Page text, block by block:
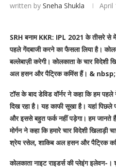
written by Sneha Shukla April
SRH बनाम KKR: IPL 2021 के तीसरे से में
पहले गेंदबाजी करने का फैसला लिया है।
बल्लेबाज़ी करेगी। कोलकाता के चार विदेशी
अल हसन और पैट्रिक कमिंस हैं। & nbsp;
टॉस के बाद डेविड वॉर्नर ने कहा कि हम
दिख रहा है। यह काफी सूखा है। यहां
और इससे बहुत फर्क नहीं पड़ेगा। हम जानते
मोर्गन ने कहा कि हमारे चार विदेशी खिलाड़ी
श्रेय रसेल, शाकिब अल हसन और पैट्रिक
कोलकाता नाइट राइडर्स की प्लेइंग इलेवन-।